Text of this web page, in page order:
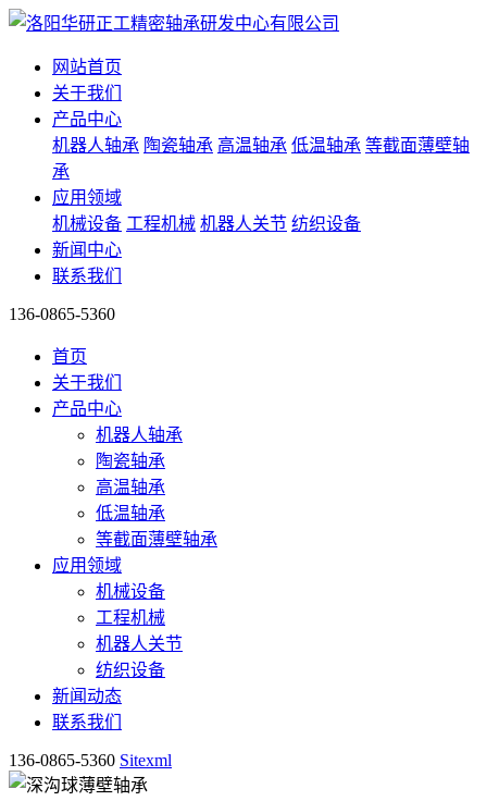
网站首页
关于我们
产品中心
机器人轴承 陶瓷轴承 高温轴承 低温轴承 等截面薄壁轴
承
应用领域
机械设备 工程机械 机器人关节 纺织设备
新闻中心
联系我们
136-0865-5360
首页
关于我们
产品中心
机器人轴承
陶瓷轴承
高温轴承
低温轴承
等截面薄壁轴承
应用领域
机械设备
工程机械
机器人关节
纺织设备
新闻动态
联系我们
136-0865-5360 Sitexml